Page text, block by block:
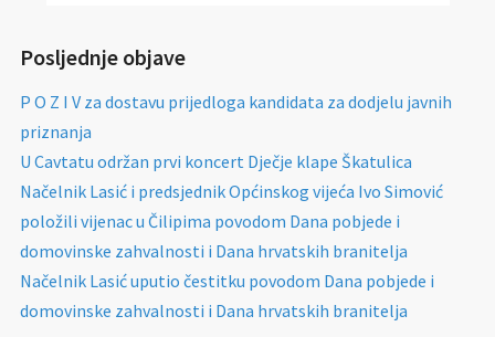
Posljednje objave
P O Z I V za dostavu prijedloga kandidata za dodjelu javnih
priznanja
U Cavtatu održan prvi koncert Dječje klape Škatulica
Načelnik Lasić i predsjednik Općinskog vijeća Ivo Simović
položili vijenac u Čilipima povodom Dana pobjede i
domovinske zahvalnosti i Dana hrvatskih branitelja
Načelnik Lasić uputio čestitku povodom Dana pobjede i
domovinske zahvalnosti i Dana hrvatskih branitelja